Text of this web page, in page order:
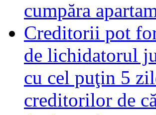
cumpăra
Creditorii pot
de lichidatorul
cu cel puţin 5
creditorilor de